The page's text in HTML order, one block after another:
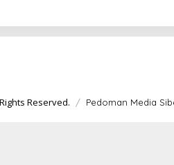
Reserved. Pedoman Media